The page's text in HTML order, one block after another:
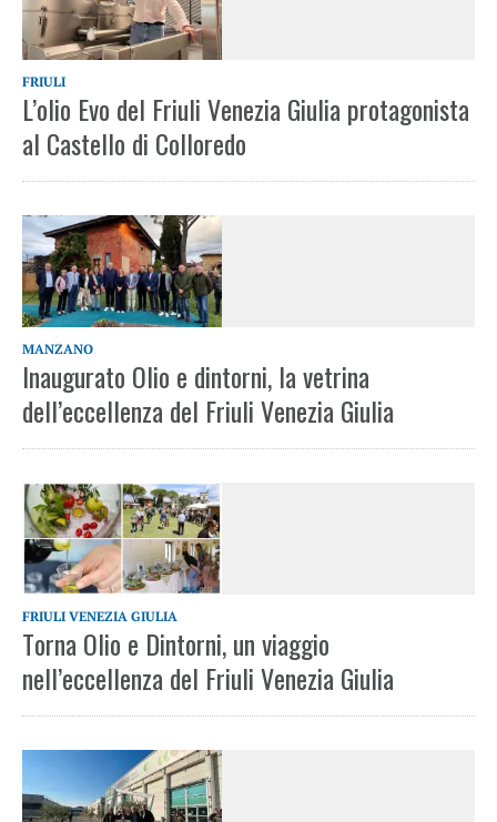
FRIULI
L’olio Evo del Friuli Venezia Giulia protagonista
al Castello di Colloredo
MANZANO
Inaugurato Olio e dintorni, la vetrina
dell’eccellenza del Friuli Venezia Giulia
FRIULI VENEZIA GIULIA
Torna Olio e Dintorni, un viaggio
nell’eccellenza del Friuli Venezia Giulia